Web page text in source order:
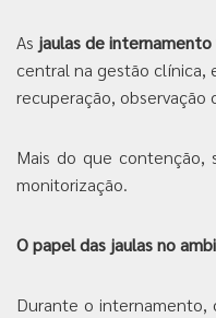
As jaulas de
central na gestão clínica,
recuperação, observação
Mais do que contenção,
monitorização.
O papel das jaulas no
Durante o internamento,